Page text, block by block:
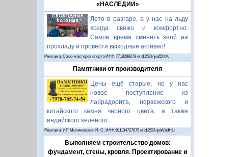
«НАСЛЕДИИ»
Лето в разгаре, а у нас на льду
всегда свежо и комфортно.
Самое время сменить зной на
прохладу и провести выходные активно!
Реклама: Союз мастеров спорта ИНН 7718289279 erid:2SDnje2Eh6K
Памятники от производителя
Цены ещё старые, но у нас
новое поступление из
лабрадорита, норвежского и
китайского камня черного цвета, а также
индийского зелёного.
Реклама: ИП Миляновская Н. С. ИНН:911104727675 erid:2SDnjeWbdHU
Выполняем строительство домов:
фундамент, стены, кровля. Проектирование и